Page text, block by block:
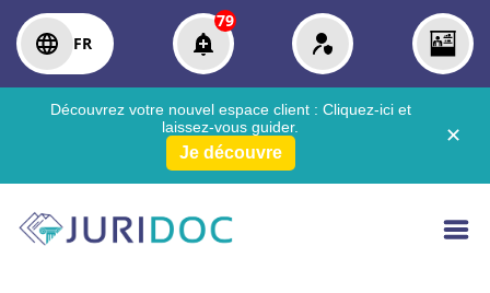
FR
79
Découvrez votre nouvel espace client : Cliquez-ici et
laissez-vous guider.
Je découvre
✕